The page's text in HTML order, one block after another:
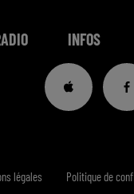
INFOS
légales Politique de